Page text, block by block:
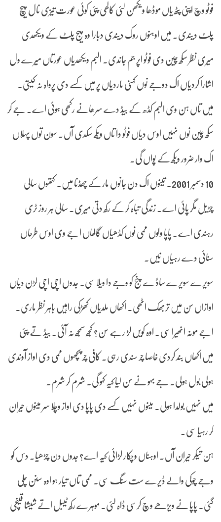
فوٹو وچ اپنی پِٹھ یاں موڈھا ویکھن لئی کالھی پئی کوئی عورت تیزی نال پیچ
پلٹ دیندی۔ میں اوہنوں روک دیندی دبارا وہ پیج پلٹ کے ویکھدی
میری نظر سکھ چین دی فوٹو اپر جم جاندی۔ البم ویکھدیاں عورتاں میرے ول
اشارا کردیاں اک دوجے نوں کہنی ماردیاں پر میں کسے دی پرواہ نہ کیتی۔
میں تاں ہن وی البم کڈھ کے بیڈ دے سرھانے رکھی ہوئی اے۔ جے کر
سکھ چین نوں نہیں اوس دیاں فوٹو دا تاں ویکھ سکدی آں۔ سون توں پہلاں
اک وار ضرور ویکھ کے پواں گی۔
10 دسمبر 2001۔ تینوں اک دن جانوں مار کے چھڈنا میں۔ کتھوں سالی
چڑیل مگر پائی اے۔ زندگی تباہ کر کے رکھ دتی میری۔ سالی ہر روز ٹری
رہندی اے۔ پاپا ولوں ممی نوں کڈھیاں گالھاں اجے وی اوس طرحاں
سنائی دے رہیاں نیں۔
سویرے سویرے ساڈے پنج کو وجے دا ویلا سی۔ جدوں اچی اچی لڑن دیاں
اوازاں سن میں تربھک اٹھی۔ اکھاں ملدیاں کھڑکی راہیں باہر نظر ماری۔
اجے مونہ انھیرا سی۔ اوہ کویں لڑ رہے سن؟ کجھ سمجھ نہ آئی۔ بیڈ تے پئی
میں اکھاں بند کردی خاصا چر سندی رہی۔ کافی چر پچھوں ممی دی اواز آوندی
ہولی بول ہولی۔ جے بہو نے سن لیا کیہ کہو گی۔ شرم کر شرم۔
میں نہیں بولدا ہولی۔ مینوں نہیں کسے دی پاپا دی اواز وچلا سر مینوں حیران
کر رہیا سی۔
ہن تیکر حیران آں۔ اوہناں وچکار لڑائی کیہ اے؟ جدوں دن چڑھیا۔ دس کو
وجے چوکی والے ڈیرے ست سنگ سی۔ ممی تاں تیار ہو اوہ سنن چلی
گئی۔ پاپا نے ویڑھے وچ کرسی ڈاہ لئی۔ موہرے رکھ ٹیبل اتے شیشا قینچی